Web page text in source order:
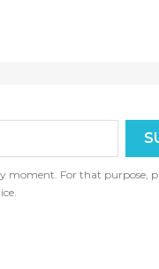
moment. For that purpose,